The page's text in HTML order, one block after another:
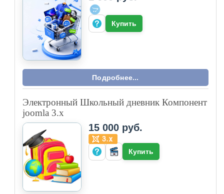
Купить
Подробнее...
Электронный Школьный дневник Компонент
joomla 3.x
15 000 руб.
Купить